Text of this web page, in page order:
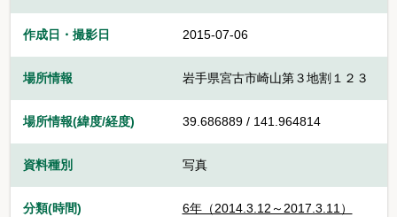
作成日・撮影日 2015-07-06
場所情報 岩手県宮古市崎山第３地割１２３
場所情報(緯度/経度) 39.686889 / 141.964814
資料種別 写真
分類(時間) 6年（2014.3.12～2017.3.11）